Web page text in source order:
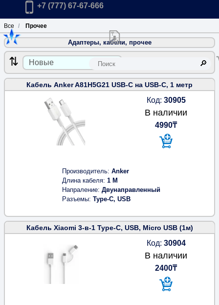
ГлавнаяПозвонить в компанию по телефону:
+7 (777) 67-67-666
Скачать прайс-лист розничных
Все Прочее
Адаптеры, кабели, прочее
Кабель Anker A81H5G21 USB-C на USB-C, 1 метр
Код: 30905
В наличии
4990₸
Производитель Anker
Длина кабеля 1 M
Напраление Двунаправленный
Разъемы Type-C, USB
Кабель Xiaomi 3-в-1 Type-C, USB, Micro USB (1м)
Код: 30904
В наличии
2400₸